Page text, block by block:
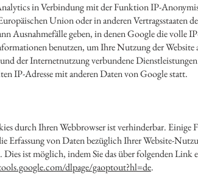
in Verbindung mit der Funktion IP-
Union oder in anderen
Ausnahmefälle geben, in denen Google die volle
benutzen, um Ihre Nutzung der
der Internetnutzung verbundene
IP-Adresse mit anderen Daten von Google statt.
durch Ihren Webbrowser ist verhinderbar.
Erfassung von Daten bezüglich Ihrer Website-
ist möglich, indem Sie das über folgenden Link
dlpage/gaoptout?hl=de.